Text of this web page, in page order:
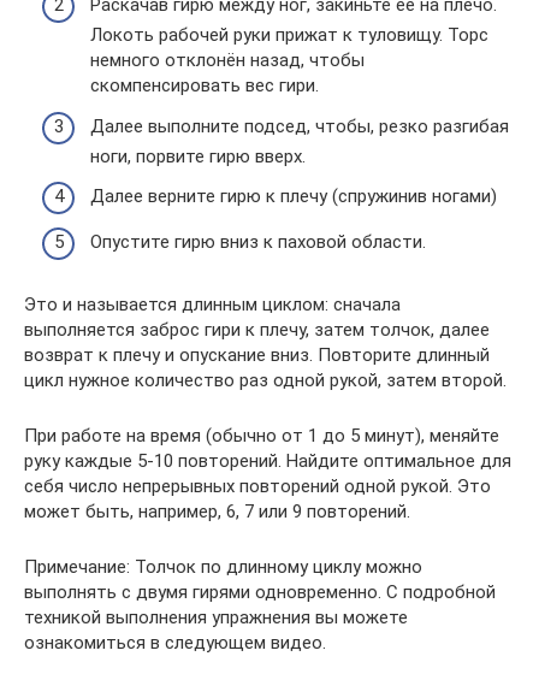
Раскачав гирю между ног, закиньте ее на плечо.
Локоть рабочей руки прижат к туловищу. Торс
немного отклонён назад, чтобы
скомпенсировать вес гири.
Далее выполните подсед, чтобы, резко разгибая
ноги, порвите гирю вверх.
Далее верните гирю к плечу (спружинив ногами)
Опустите гирю вниз к паховой области.
Это и называется длинным циклом: сначала
выполняется заброс гири к плечу, затем толчок, далее
возврат к плечу и опускание вниз. Повторите длинный
цикл нужное количество раз одной рукой, затем второй.
При работе на время (обычно от 1 до 5 минут), меняйте
руку каждые 5-10 повторений. Найдите оптимальное для
себя число непрерывных повторений одной рукой. Это
может быть, например, 6, 7 или 9 повторений.
Примечание: Толчок по длинному циклу можно
выполнять с двумя гирями одновременно. С подробной
техникой выполнения упражнения вы можете
ознакомиться в следующем видео.